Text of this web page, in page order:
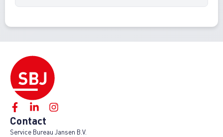
Contact
Service Bureau Jansen B.V.